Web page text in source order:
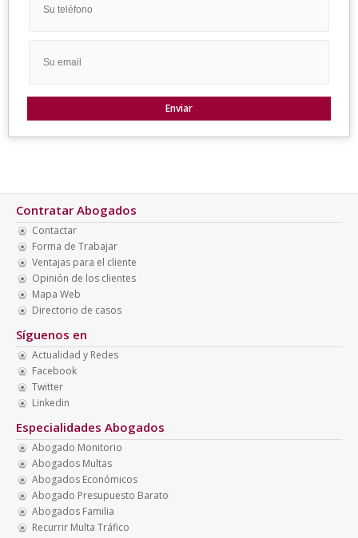
Contratar Abogados
Contactar
Forma de Trabajar
Ventajas para el cliente
Opinión de los clientes
Mapa Web
Directorio de casos
Síguenos en
Actualidad y Redes
Facebook
Twitter
Linkedin
Especialidades Abogados
Abogado Monitorio
Abogados Multas
Abogados Económicos
Abogado Presupuesto Barato
Abogados Familia
Recurrir Multa Tráfico